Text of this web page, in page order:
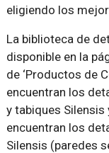
eligiendo los
La biblioteca de
disponible en la
de ‘Productos de
encuentran los
y tabiques Silensis
encuentran los
Silensis (paredes